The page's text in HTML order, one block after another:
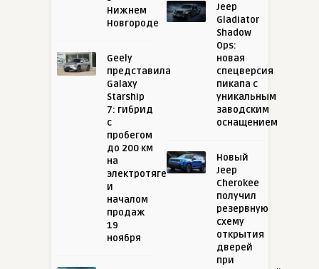
Нижнем
Новгороде
Geely
представила
Galaxy
Starship
7: гибрид
с
пробегом
до 200 км
на
электротяге
и
началом
продаж
19
ноября
Jeep
Gladiator
Shadow
Ops:
новая
спецверсия
пикапа с
уникальным
заводским
оснащением
Новый
Jeep
Cherokee
получил
резервную
схему
открытия
дверей
при